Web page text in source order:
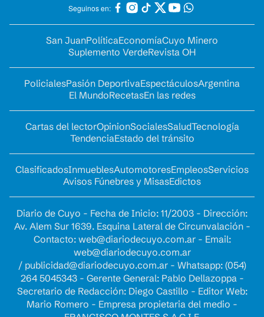
Seguinos en:
San JuanPolíticaEconomíaCuyo Minero
Suplemento VerdeRevista OH
PolicialesPasión DeportivaEspectáculosArgentina
El MundoRecetasEn las redes
Cartas del lectorOpinionSocialesSaludTecnología
TendenciaEstado del tránsito
ClasificadosInmueblesAutomotoresEmpleosServicios
Avisos Fúnebres y MisasEdictos
Diario de Cuyo - Fecha de Inicio: 11/2003 - Dirección:
Av. Alem Sur 1639. Esquina Lateral de Circunvalación -
Contacto: web@diariodecuyo.com.ar- Email:
web@diariodecuyo.com.ar
/ publicidad@diariodecuyo.com.ar- Whatsapp: (054)
264 5045343 - Gerente General: Pablo Dellazoppa -
Secretario de Redacción: Diego Castillo - Editor Web:
Mario Romero - Empresa propietaria del medio -